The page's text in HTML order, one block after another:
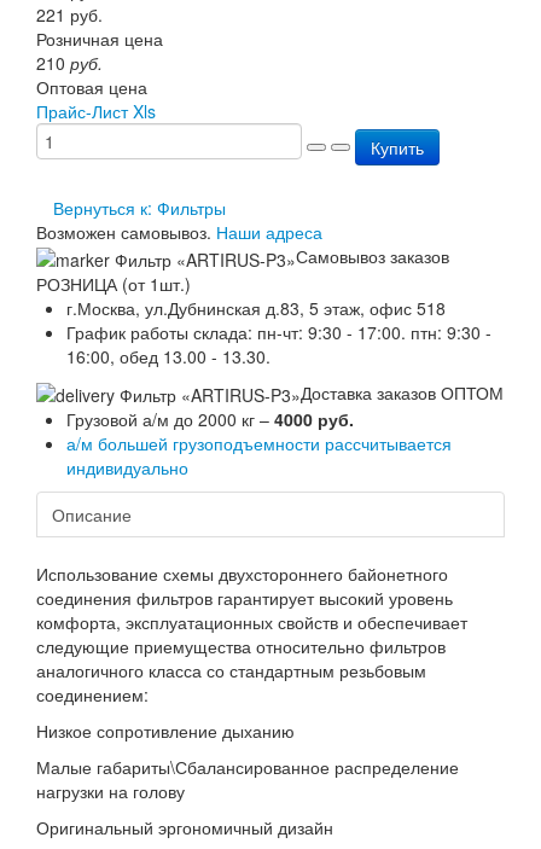
Доставка
Оплата
Гарантии
О нас
Статьи
Публичная оферта
Сертификаты
Контакты
221 руб.
Розничная цена
210 руб.
Оптовая цена
Прайс-Лист Xls
Купить
Вернуться к: Фильтры
Возможен самовывоз. Наши адреса
Самовывоз заказов
РОЗНИЦА (от 1шт.)
г.Москва, ул.Дубнинская д.83, 5 этаж, офис 518
График работы склада: пн-чт: 9:30 - 17:00. птн: 9:30 -
16:00, обед 13.00 - 13.30.
Доставка заказов ОПТОМ
Грузовой а/м до 2000 кг – 4000 руб.
а/м большей грузоподъемности рассчитывается
индивидуально
Описание
Использование схемы двухстороннего байонетного
соединения фильтров гарантирует высокий уровень
комфорта, эксплуатационных свойств и обеспечивает
следующие приемущества относительно фильтров
аналогичного класса со стандартным резьбовым
соединением:
Низкое сопротивление дыханию
Малые габариты\Сбалансированное распределение
нагрузки на голову
Оригинальный эргономичный дизайн